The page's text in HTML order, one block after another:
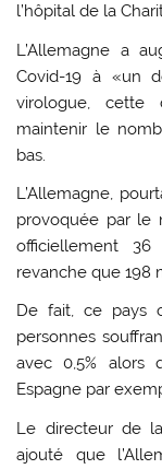
l’hôpital de la
L’Allemagne a
Covid-19 à «un
virologue, cette
maintenir le
bas.
L’Allemagne,
provoquée par le
officiellement
revanche que 198
De fait, ce pays
personnes
avec 0,5% alors
Espagne par
Le directeur de
ajouté que